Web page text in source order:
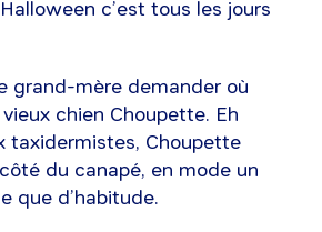
c’est tous les jours
grand-mère demander où
chien Choupette. Eh
taxidermistes, Choupette
du canapé, en mode un
que d’habitude.